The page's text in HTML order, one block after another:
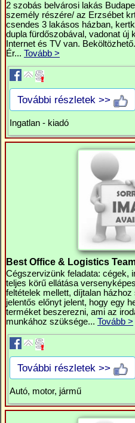
2 szobás belvárosi lakás
személy részére/ az Erzsébet
csendes 3 lakásos házban,
dupla fürdőszobával, vadonat új
Internet és TV van.
Ér... Tovább >
További részletek >>
Ingatlan - kiadó
Best Office & Logistics
Cégszervizünk feladata: cégek,
teljes körű ellátása
feltételek mellett, díjtalan
jelentős előnyt jelent, hogy egy
terméket beszerezni, ami az
munkához szüksége... Tovább >
További részletek >>
Autó, motor, jármű